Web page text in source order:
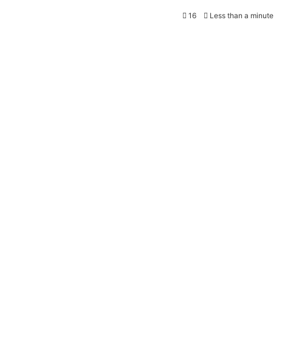
16 Less than a minute